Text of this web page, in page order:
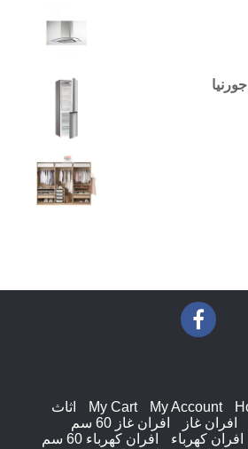
My Account
My Cart
اثاث
افران غاز
افران غاز 60 سم
افران كهرباء
افران كهرباء 60 سم